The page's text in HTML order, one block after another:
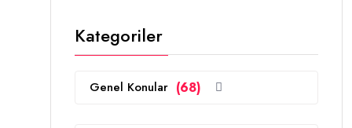
Kategoriler
Genel Konular (68)